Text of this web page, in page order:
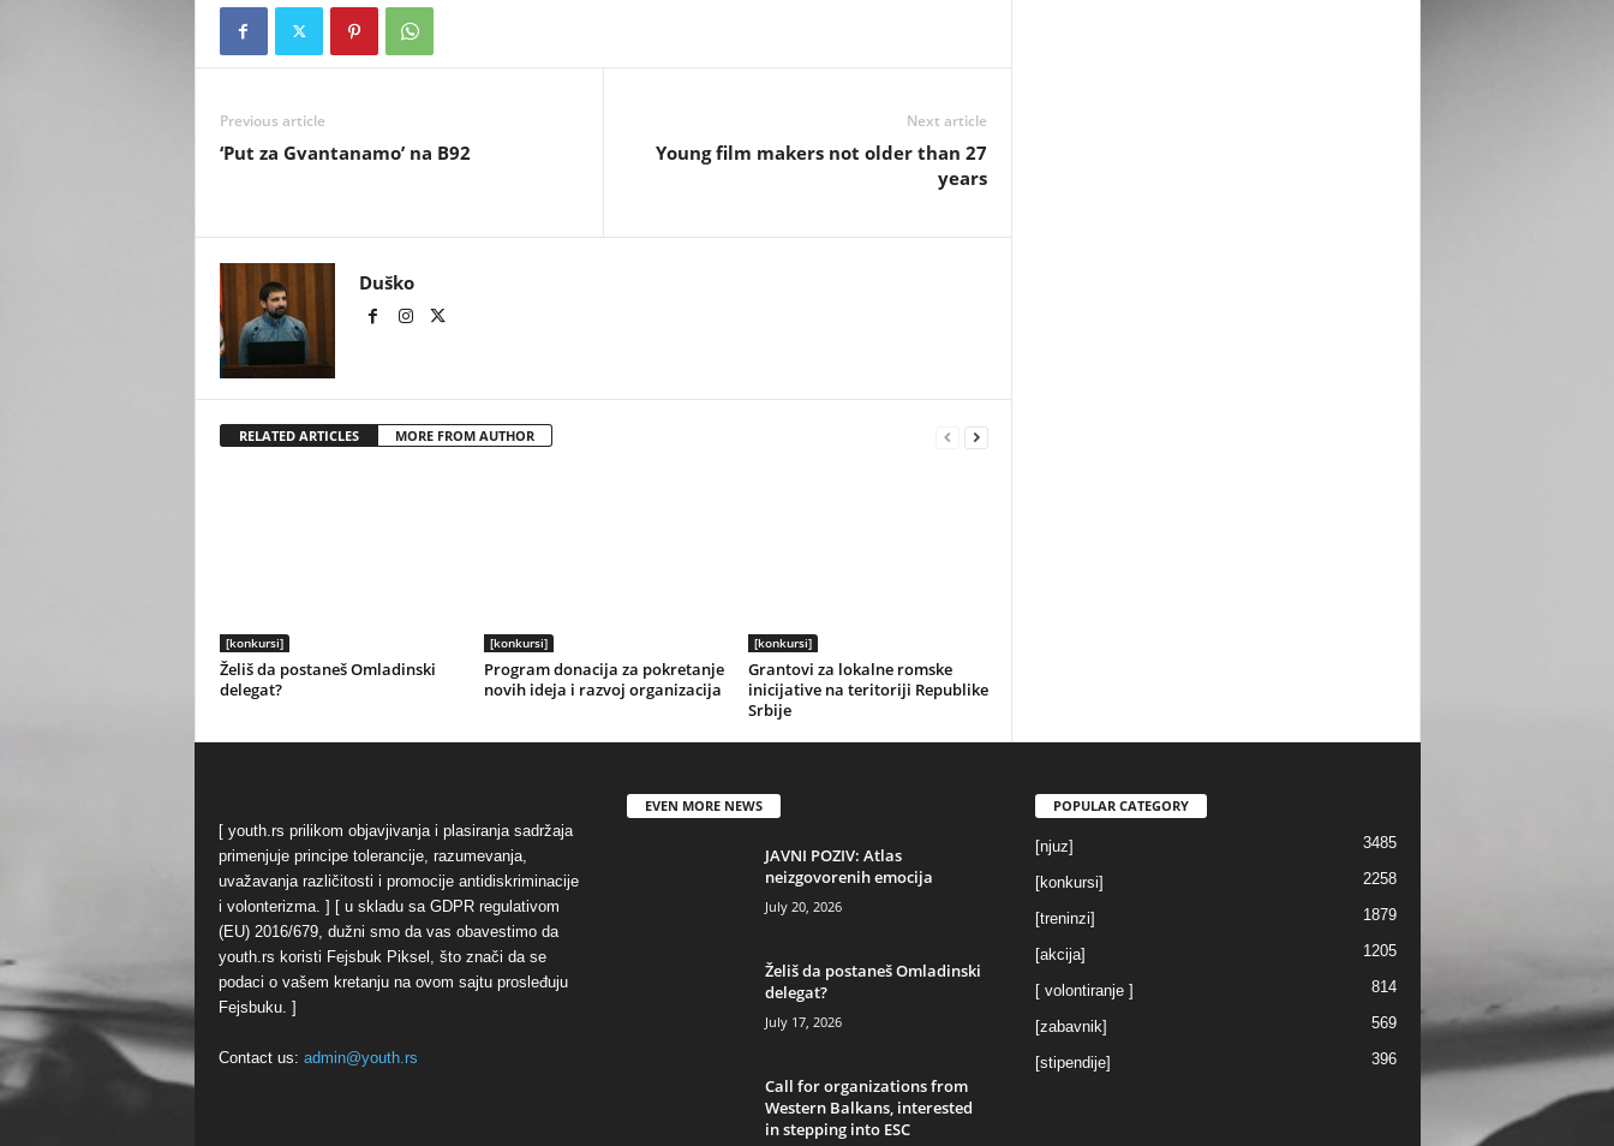
Previous article
‘Put za Gvantanamo’ na B92
Next article
Young film makers not older than 27
years
Duško
RELATED ARTICLES MORE FROM AUTHOR
[konkursi]
Želiš da postaneš Omladinski
delegat?
[konkursi]
Program donacija za pokretanje
novih ideja i razvoj organizacija
[konkursi]
Grantovi za lokalne romske
inicijative na teritoriji Republike
Srbije
[ youth.rs prilikom objavjivanja i plasiranja sadržaja
primenjuje principe tolerancije, razumevanja,
uvažavanja različitosti i promocije antidiskriminacije
i volonterizma. ] [ u skladu sa GDPR regulativom
(EU) 2016/679, dužni smo da vas obavestimo da
youth.rs koristi Fejsbuk Piksel, što znači da se
podaci o vašem kretanju na ovom sajtu prosleđuju
Fejsbuku. ]
Contact us: admin@youth.rs
EVEN MORE NEWS
JAVNI POZIV: Atlas
neizgovorenih emocija
July 20, 2026
Želiš da postaneš Omladinski
delegat?
July 17, 2026
Call for organizations from
Western Balkans, interested
in stepping into ESC
POPULAR CATEGORY
[njuz] 3485
[konkursi] 2258
[treninzi] 1879
[akcija] 1205
[ volontiranje ] 814
[zabavnik] 569
[stipendije] 396